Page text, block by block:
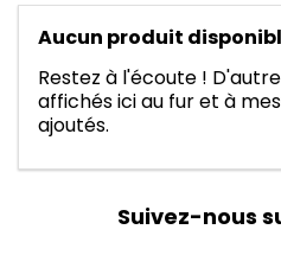
Aucun produit
Restez à l'écoute !
affichés ici au fur et à
ajoutés.
Suivez-nous